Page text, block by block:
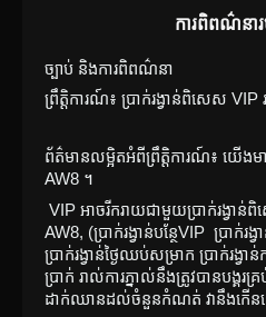
ការពិពណ៌នា
ច្បាប់ និងការពិពណ៌នា
ព្រឹត្តិការណ៍៖ ប្រាក់រង្វាន់ពិសេស
ព័ត៌មានលម្អិតអំពីព្រឹត្តិការណ៍៖ យើង
AW8 ។
VIP អាចរីករាយជាមួយប្រាក់រង្វា
AW8, (ប្រាក់រង្វាន់បន្ថែVIP  ប្រាក់រ
ប្រាក់រង្វាន់ថ្ងៃឈប់សម្រាក ប្រាក់រង្វា
ប្រាក់ រាល់ការភ្នាល់នឹងត្រូវបានបង្គ
ដាក់ឈានដល់ចំនួនកំណត់ វានឹងកើន